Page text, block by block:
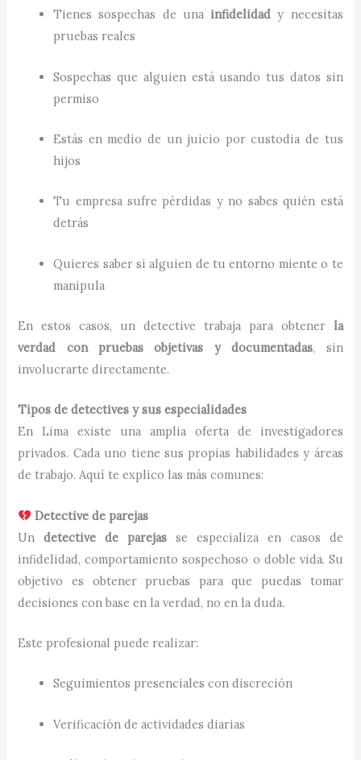
Tienes sospechas de una infidelidad y necesitas
pruebas reales
Sospechas que alguien está usando tus datos sin
permiso
Estás en medio de un juicio por custodia de tus
hijos
Tu empresa sufre pérdidas y no sabes quién está
detrás
Quieres saber si alguien de tu entorno miente o te
manipula
En estos casos, un detective trabaja para obtener la
verdad con pruebas objetivas y documentadas, sin
involucrarte directamente.
Tipos de detectives y sus especialidades
En Lima existe una amplia oferta de investigadores
privados. Cada uno tiene sus propias habilidades y áreas
de trabajo. Aquí te explico las más comunes:
Detective de parejas
Undetective de parejas se especializa en casos de
infidelidad, comportamiento sospechoso o doble vida. Su
objetivo es obtener pruebas para que puedas tomar
decisiones con base en la verdad, no en la duda.
Este profesional puede realizar:
Seguimientos presenciales con discreción
Verificación de actividades diarias